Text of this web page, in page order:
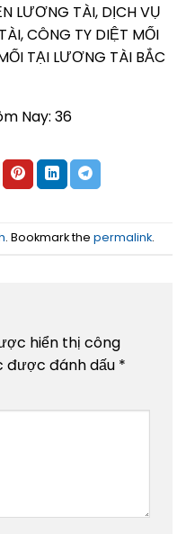
LƯƠNG TÀI, DỊCH VỤ
CÔNG TY DIỆT MỐI
TẠI LƯƠNG TÀI BẮC
Nay: 36
. Bookmark the permalink.
hiển thị công
được đánh dấu *